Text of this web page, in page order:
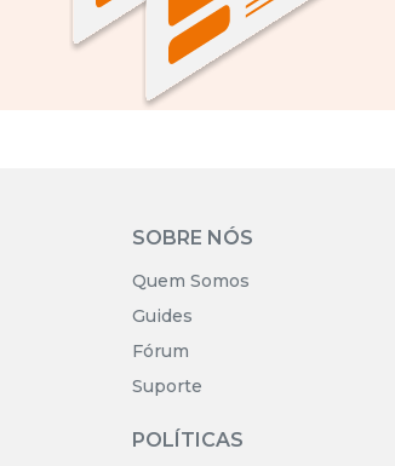
SOBRE NÓS
Quem Somos
Guides
Fórum
Suporte
POLÍTICAS